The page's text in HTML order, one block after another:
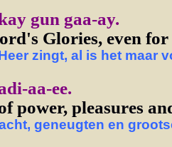
gun gaa-ay.
Glories, even
zingt, al is het maar
aa-ee.
power, pleasures
geneugten en